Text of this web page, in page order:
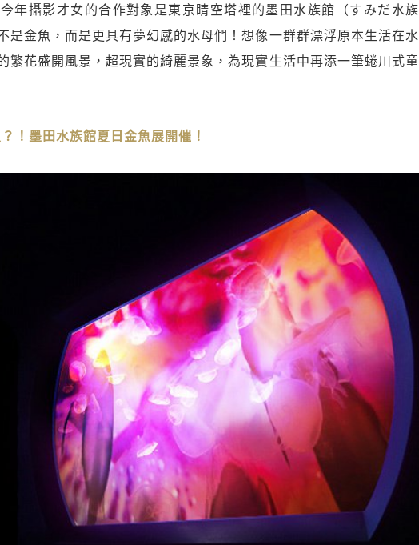
年攝影才女的合作對象是東京睛空塔裡的墨田水族館（すみだ水族
是金魚，而是更具有夢幻感的水母們！想像一群群漂浮原本生活在水
繁花盛開風景，超現實的綺麗景象，為現實生活中再添一筆蜷川式童
！墨田水族館夏日金魚展開催！